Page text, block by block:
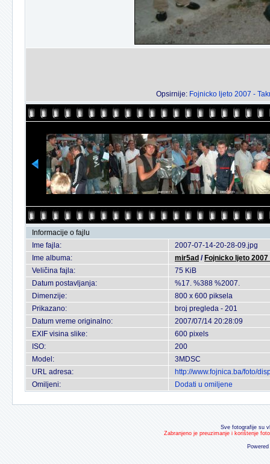
Opsirnije: Fojnicko ljeto 2007 -
Informacije o fajlu
Ime fajla:
2007-07-14-20-28-09.jpg
Ime albuma:
mir5ad / Fojnicko ljeto
Veličina fajla:
75 KiB
Datum postavljanja:
%17. %388 %2007.
Dimenzije:
800 x 600 piksela
Prikazano:
broj pregleda - 201
Datum vreme originalno:
2007/07/14 20:28:09
EXIF visina slike:
600 pixels
ISO:
200
Model:
3MDSC
URL adresa:
http://www.fojnica.ba/foto/
Omiljeni:
Dodati u omiljene
Sve fotografije su
Zabranjeno je preuzimanje i korištenje